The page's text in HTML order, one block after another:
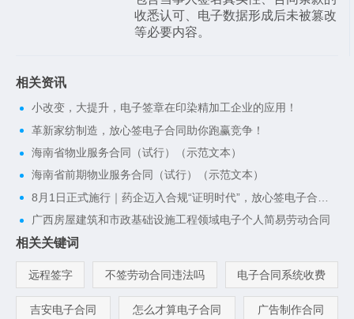
收悉认可、电子数据形成后未被篡改
等必要内容。
相关资讯
小改变，大提升，电子签章在印染精加工企业的应用！
革新家纺制造，放心签电子合同助你跑赢竞争！
海南省物业服务合同（试行）（示范文本）
海南省前期物业服务合同（试行）（示范文本）
广西房屋建筑和市政基础设施工程领域电子个人简易劳动合同
相关关键词
远程签字 不签劳动合同违法吗 电子合同系统收费
吉安电子合同 怎么才算电子合同 广告制作合同